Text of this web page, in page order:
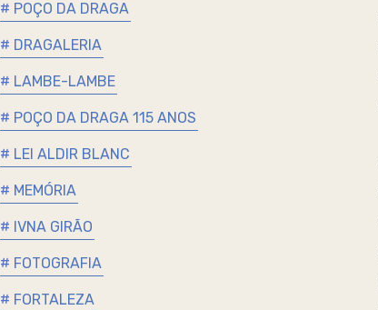
# POÇO DA DRAGA
# DRAGALERIA
# LAMBE-LAMBE
# POÇO DA DRAGA 115 ANOS
# LEI ALDIR BLANC
# MEMÓRIA
# IVNA GIRÃO
# FOTOGRAFIA
# FORTALEZA